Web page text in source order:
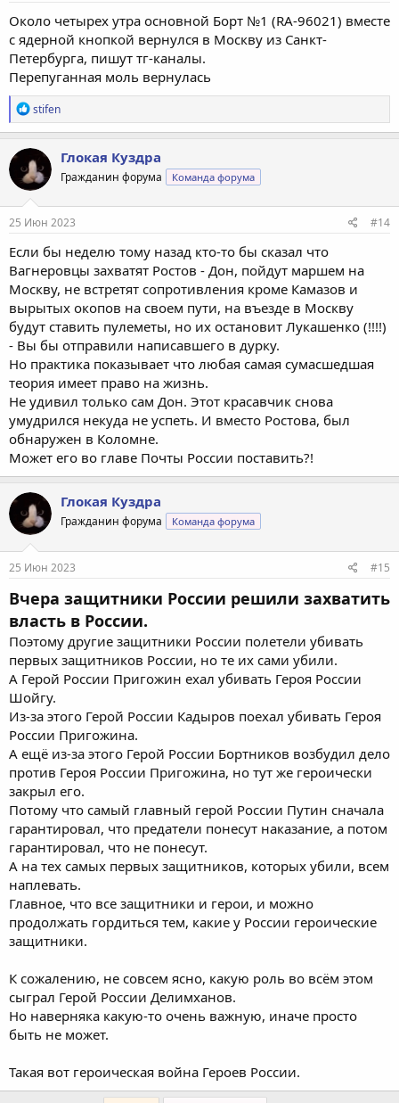
Около четырех утра основной Борт №1 (RA-96021) вместе
с ядерной кнопкой вернулся в Москву из Санкт-
Петербурга, пишут тг-каналы.
Перепуганная моль вернулась
Р
е
а
к
ц
и
и
:
stifen
Глокая Куздра
Гражданин форума Команда форума
25 Июн 2023 #14
Если бы неделю тому назад кто-то бы сказал что
Вагнеровцы захватят Ростов - Дон, пойдут маршем на
Москву, не встретят сопротивления кроме Камазов и
вырытых окопов на своем пути, на въезде в Москву
будут ставить пулеметы, но их остановит Лукашенко (!!!!)
- Вы бы отправили написавшего в дурку.
Но практика показывает что любая самая сумасшедшая
теория имеет право на жизнь.
Не удивил только сам Дон. Этот красавчик снова
умудрился некуда не успеть. И вместо Ростова, был
обнаружен в Коломне.
Может его во главе Почты России поставить?!
Глокая Куздра
Гражданин форума Команда форума
25 Июн 2023 #15
Вчера защитники России решили захватить
власть в России.
Поэтому другие защитники России полетели убивать
первых защитников России, но те их сами убили.
А Герой России Пригожин ехал убивать Героя России
Шойгу.
Из-за этого Герой России Кадыров поехал убивать Героя
России Пригожина.
А ещё из-за этого Герой России Бортников возбудил дело
против Героя России Пригожина, но тут же героически
закрыл его.
Потому что самый главный герой России Путин сначала
гарантировал, что предатели понесут наказание, а потом
гарантировал, что не понесут.
А на тех самых первых защитников, которых убили, всем
наплевать.
Главное, что все защитники и герои, и можно
продолжать гордиться тем, какие у России героические
защитники.
К сожалению, не совсем ясно, какую роль во всём этом
сыграл Герой России Делимханов.
Но наверняка какую-то очень важную, иначе просто
быть не может.
Такая вот героическая война Героев России.